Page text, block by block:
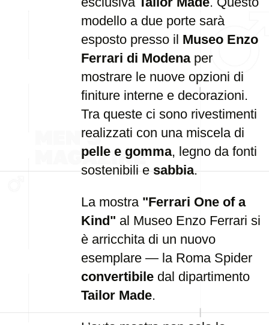
modello a due porte sarà
esposto presso il Museo Enzo
Ferrari di Modenaper
mostrare le nuove opzioni di
finiture interne e decorazioni.
Tra queste ci sono rivestimenti
realizzati con una miscela di
pelle e gomma, legno da fonti
sostenibili esabbia.
La mostra "Ferrari One of a
Kind" al Museo Enzo Ferrari si
è arricchita di un nuovo
esemplare — la Roma Spider
convertibile dal dipartimento
Tailor Made.